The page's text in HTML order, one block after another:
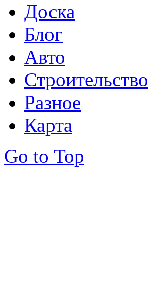
Доска
Блог
Авто
Строительство
Разное
Карта
Go to Top